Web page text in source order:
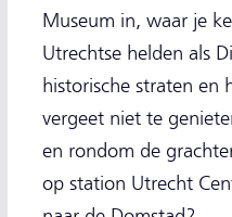
Museum in, waar je
Utrechtse helden als
historische straten en
vergeet niet te
en rondom de
op station Utrecht